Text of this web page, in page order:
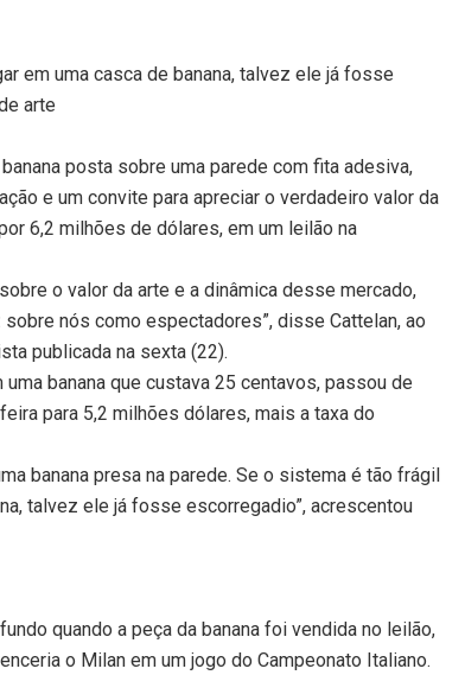
em uma casca de banana, talvez ele já fosse
arte
posta sobre uma parede com fita adesiva,
e um convite para apreciar o verdadeiro valor da
6,2 milhões de dólares, em um leilão na
o valor da arte e a dinâmica desse mercado,
nós como espectadores”, disse Cattelan, ao
publicada na sexta (22).
banana que custava 25 centavos, passou de
para 5,2 milhões dólares, mais a taxa do
banana presa na parede. Se o sistema é tão frágil
talvez ele já fosse escorregadio”, acrescentou
quando a peça da banana foi vendida no leilão,
o Milan em um jogo do Campeonato Italiano.